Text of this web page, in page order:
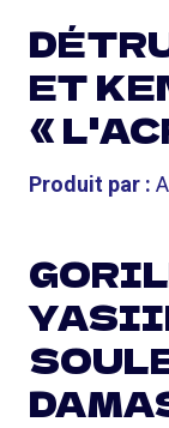
ET
«
Produit par :